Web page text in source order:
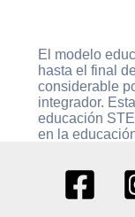
El modelo
hasta el final
considerable
integrador.
educación
en la